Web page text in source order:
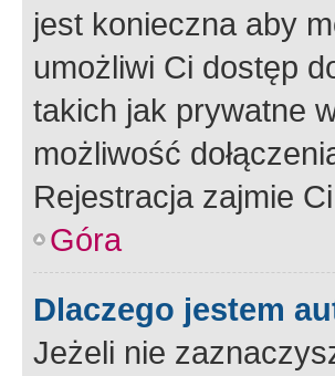
jest konieczna aby
umożliwi Ci dostęp
takich jak prywatne
możliwość
Rejestracja zajmie
Góra
Dlaczego jestem
Jeżeli nie